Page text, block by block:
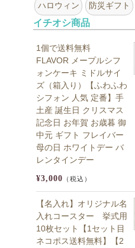
ハロウィン 防災ギフト
イチオシ商品
1個で送料無料
FLAVOR メープルシフ
ォンケーキ ミドルサイ
ズ（箱入り）【ふわふわ
シフォン 人気 定番】手
土産 誕生日 クリスマス
記念日 お年賀 お歳暮 御
中元 ギフト フレイバー
母の日 ホワイトデー バ
レンタインデー
¥3,000 （税込）
【名入れ】オリジナル名
入れコースター 挙式用
10枚セット【1セット目
ネコポス送料無料】【2